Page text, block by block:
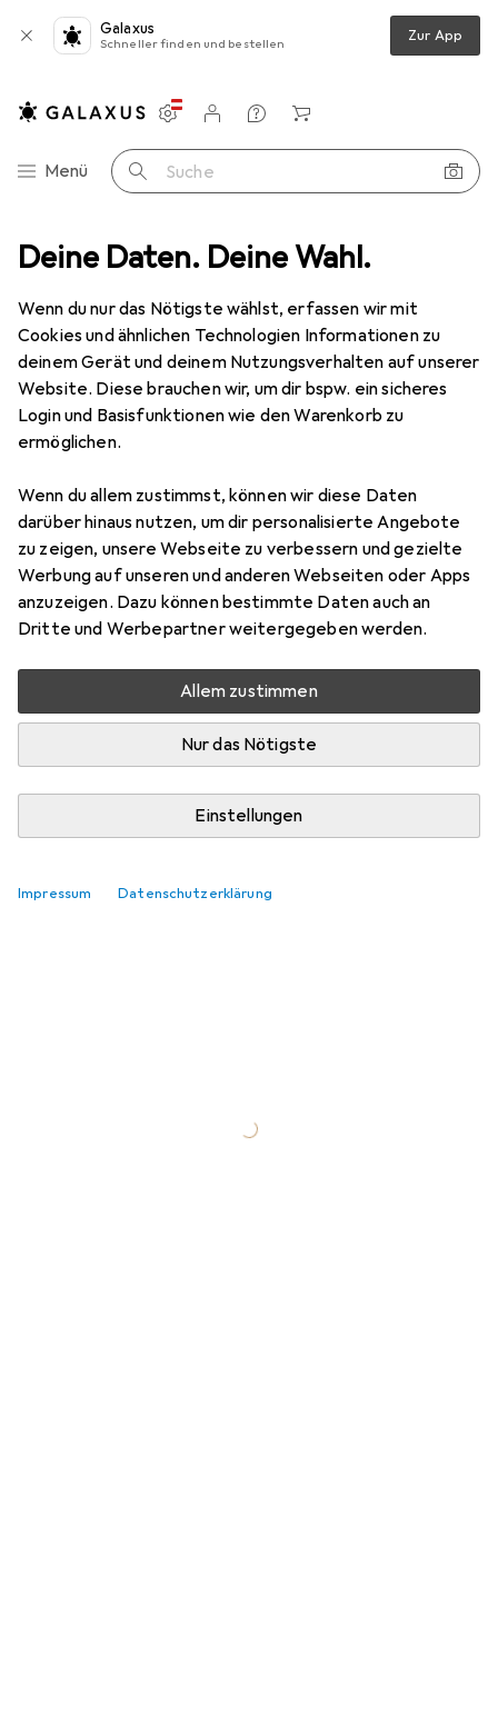
Deine Daten. Deine Wahl.
Wenn du nur das Nötigste wählst, erfassen wir mit
Cookies und ähnlichen Technologien Informationen zu
deinem Gerät und deinem Nutzungsverhalten auf unserer
Website. Diese brauchen wir, um dir bspw. ein sicheres
Login und Basisfunktionen wie den Warenkorb zu
ermöglichen.
Wenn du allem zustimmst, können wir diese Daten
darüber hinaus nutzen, um dir personalisierte Angebote
zu zeigen, unsere Webseite zu verbessern und gezielte
Werbung auf unseren und anderen Webseiten oder Apps
anzuzeigen. Dazu können bestimmte Daten auch an
Dritte und Werbepartner weitergegeben werden.
Allem zustimmen
Nur das Nötigste
Einstellungen
Impressum Datenschutzerklärung
Galaxus
Schneller finden und bestellen Zur App
Navigation nach Kategorien
Menü Suche
Einstellungen
Kundenkonto
Vergleichslisten
Merklisten
Warenkorb
Gesamtsortiment Wohnen Möbel Wohnzimmer
Sessel
Produkte Forum